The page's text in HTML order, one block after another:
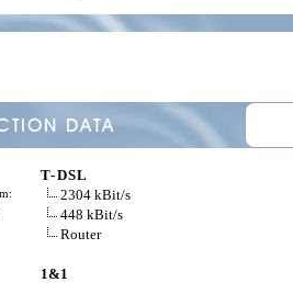
T-DSL
2304 kBit/s
448 kBit/s
Router
1&1